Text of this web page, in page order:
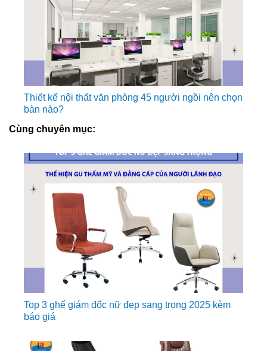
Thiết kế nội thất văn phòng 45 người ngồi nên chọn
bàn nào?
Cùng chuyên mục:
Top 3 ghế giám đốc nữ đẹp sang trọng 2025 kèm
báo giá